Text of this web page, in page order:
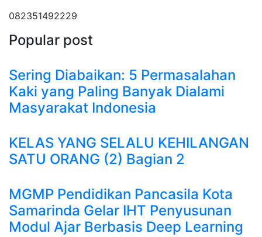
082351492229
Popular post
Sering Diabaikan: 5 Permasalahan
Kaki yang Paling Banyak Dialami
Masyarakat Indonesia
KELAS YANG SELALU KEHILANGAN
SATU ORANG (2) Bagian 2
MGMP Pendidikan Pancasila Kota
Samarinda Gelar IHT Penyusunan
Modul Ajar Berbasis Deep Learning